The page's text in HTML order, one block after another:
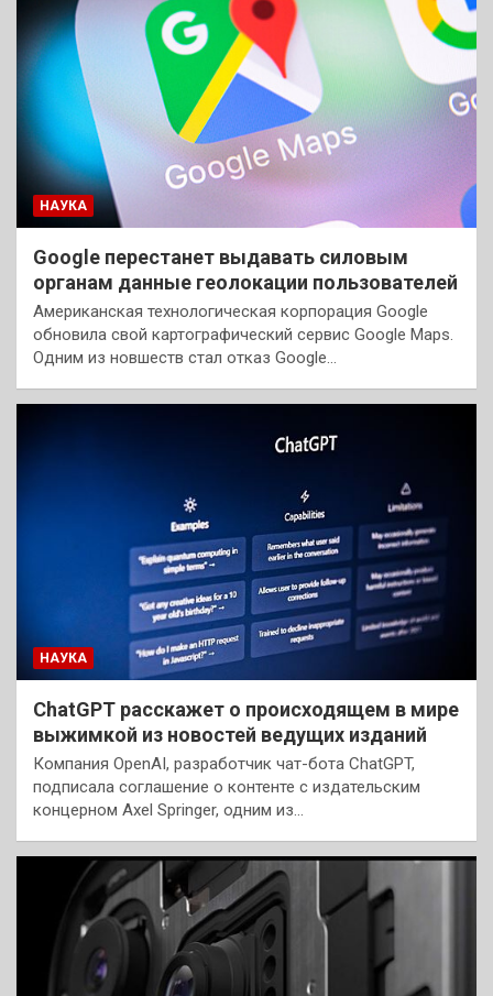
НАУКА
Google перестанет выдавать силовым
органам данные геолокации пользователей
Американская технологическая корпорация Google
обновила свой картографический сервис Google Maps.
Одним из новшеств стал отказ Google…
НАУКА
ChatGPT расскажет о происходящем в мире
выжимкой из новостей ведущих изданий
Компания OpenAI, разработчик чат-бота ChatGPT,
подписала соглашение о контенте с издательским
концерном Axel Springer, одним из…